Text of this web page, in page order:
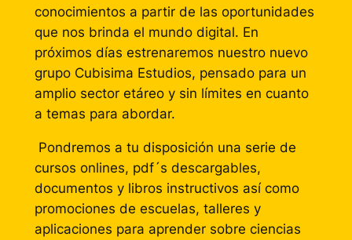
conocimientos a partir de las oportunidades
que nos brinda el mundo digital. En
próximos días estrenaremos nuestro nuevo
grupo Cubisima Estudios, pensado para un
amplio sector etáreo y sin límites en cuanto
a temas para abordar.
Pondremos a tu disposición una serie de
cursos onlines, pdf´s descargables,
documentos y libros instructivos así como
promociones de escuelas, talleres y
aplicaciones para aprender sobre ciencias